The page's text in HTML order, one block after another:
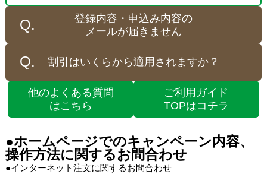
登録内容・申込み内容の
メールが届きません
割引はいくらから適用されますか？
他のよくある質問
はこちら
ご利用ガイド
TOPはコチラ
●ホームページでのキャンペーン内容、
操作方法に関するお問合わせ
●インターネット注文に関するお問合わせ